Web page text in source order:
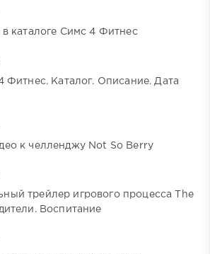
в каталоге Симс 4 Фитнес
Фитнес. Каталог. Описание. Дата
к челленджу Not So Berry
трейлер игрового процесса The
Воспитание